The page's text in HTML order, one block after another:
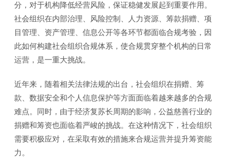
分，对于机构降低经营风险，保证稳健发展起到重要作用。
社会组织在内部治理、风险控制、人力资源、筹款捐赠、项
目管理、资产管理、信息公开等各环节都面临合规考验，因
此如何构建社会组织合规体系，使合规贯穿整个机构的日常
运营，是一重大挑战。
近年来，随着相关法律法规的出台，社会组织在捐赠、筹
款、数据安全和个人信息保护等方面面临着越来越多的合规
难点。同时，由于经济复苏长周期的影响，公益慈善行业的
捐赠和筹资也面临着严峻的挑战。在这种情况下，社会组织
需要积极应对，在采取有效的措施来合规运营并提升筹资能
力。